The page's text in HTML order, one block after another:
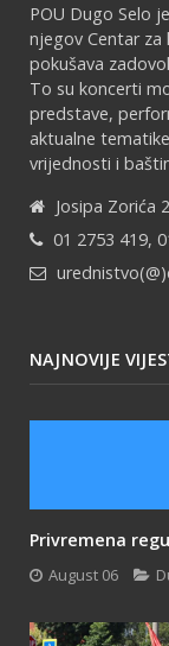
POU Dugo Selo
njegov Centar
pokušava
To su koncerti
predstave,
aktualne
vrijednosti i
Josipa Zorića
01 2753 419,
NAJNOVIJE
Privremena
August 06